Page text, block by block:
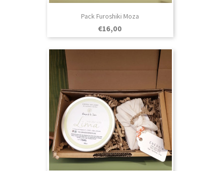
Pack Furoshiki Moza
Prezo
€16,00